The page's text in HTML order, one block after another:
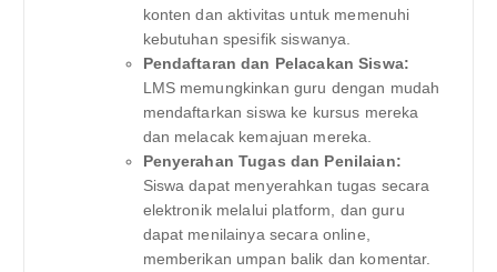
konten dan aktivitas untuk memenuhi
kebutuhan spesifik siswanya.
Pendaftaran dan Pelacakan Siswa:
LMS memungkinkan guru dengan mudah
mendaftarkan siswa ke kursus mereka
dan melacak kemajuan mereka.
Penyerahan Tugas dan Penilaian:
Siswa dapat menyerahkan tugas secara
elektronik melalui platform, dan guru
dapat menilainya secara online,
memberikan umpan balik dan komentar.